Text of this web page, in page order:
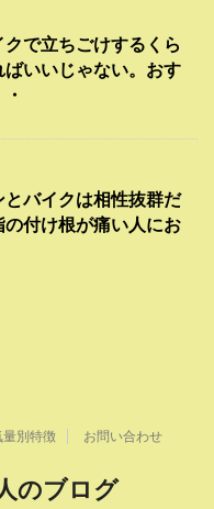
で立ちごけするくら
いいじゃない。おす
とバイクは相性抜群だ
付け根が痛い人にお
量別特徴 お問い合わせ
のブログ